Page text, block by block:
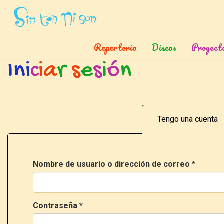
< about="/temas/de/grandes-autores" content="grandes
Repertorio Discos
Iniciar sesión
Tengo una cuenta
Nombre de usuario o dirección de correo *
Contraseña *